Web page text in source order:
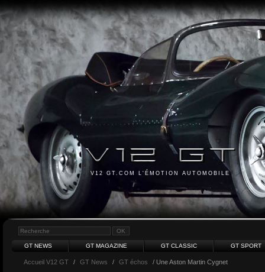
V12 GT.COM L'ÉMOTION AUTOMOBILE
GT NEWS GT MAGAZINE GT CLASSIC GT SPORT
Accueil V12 GT / GT News / GT échos / Une Aston Martin Cygnet